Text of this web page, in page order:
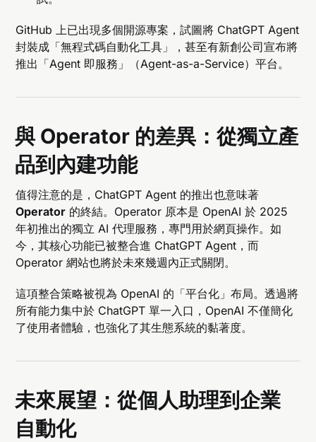
GitHub 上已出現多個開源專案，試圖將 ChatGPT Agent
封裝成「無程式碼自動化工具」，甚至有新創公司宣布將
推出「Agent 即服務」（Agent-as-a-Service）平台。
與 Operator 的差異：從獨立產
品到內建功能
值得注意的是，ChatGPT Agent 的推出也意味著
Operator 的終結。Operator 原本是 OpenAI 於 2025
年初推出的獨立 AI 代理服務，專門用於網頁操作。如
今，其核心功能已被整合進 ChatGPT Agent，而
Operator 網站也將於未來幾週內正式關閉。
這項整合策略被視為 OpenAI 的「平台化」布局。透過將
所有能力集中於 ChatGPT 單一入口，OpenAI 不僅簡化
了使用者體驗，也強化了其生態系統的黏著度。
未來展望：從個人助理到企業
自動化